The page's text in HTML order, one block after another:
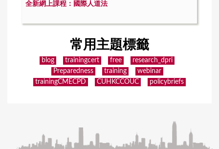
全新網上課程：國際人道法
常用主題標籤
blog trainingcert free
research_dpri
Preparedness
training
webinar
trainingCMECPD
CUHKCCOUC policybriefs